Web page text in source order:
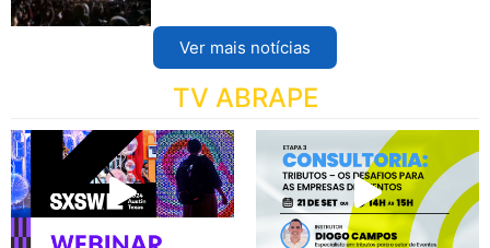
Ver mais notícias
TV ABRAPE